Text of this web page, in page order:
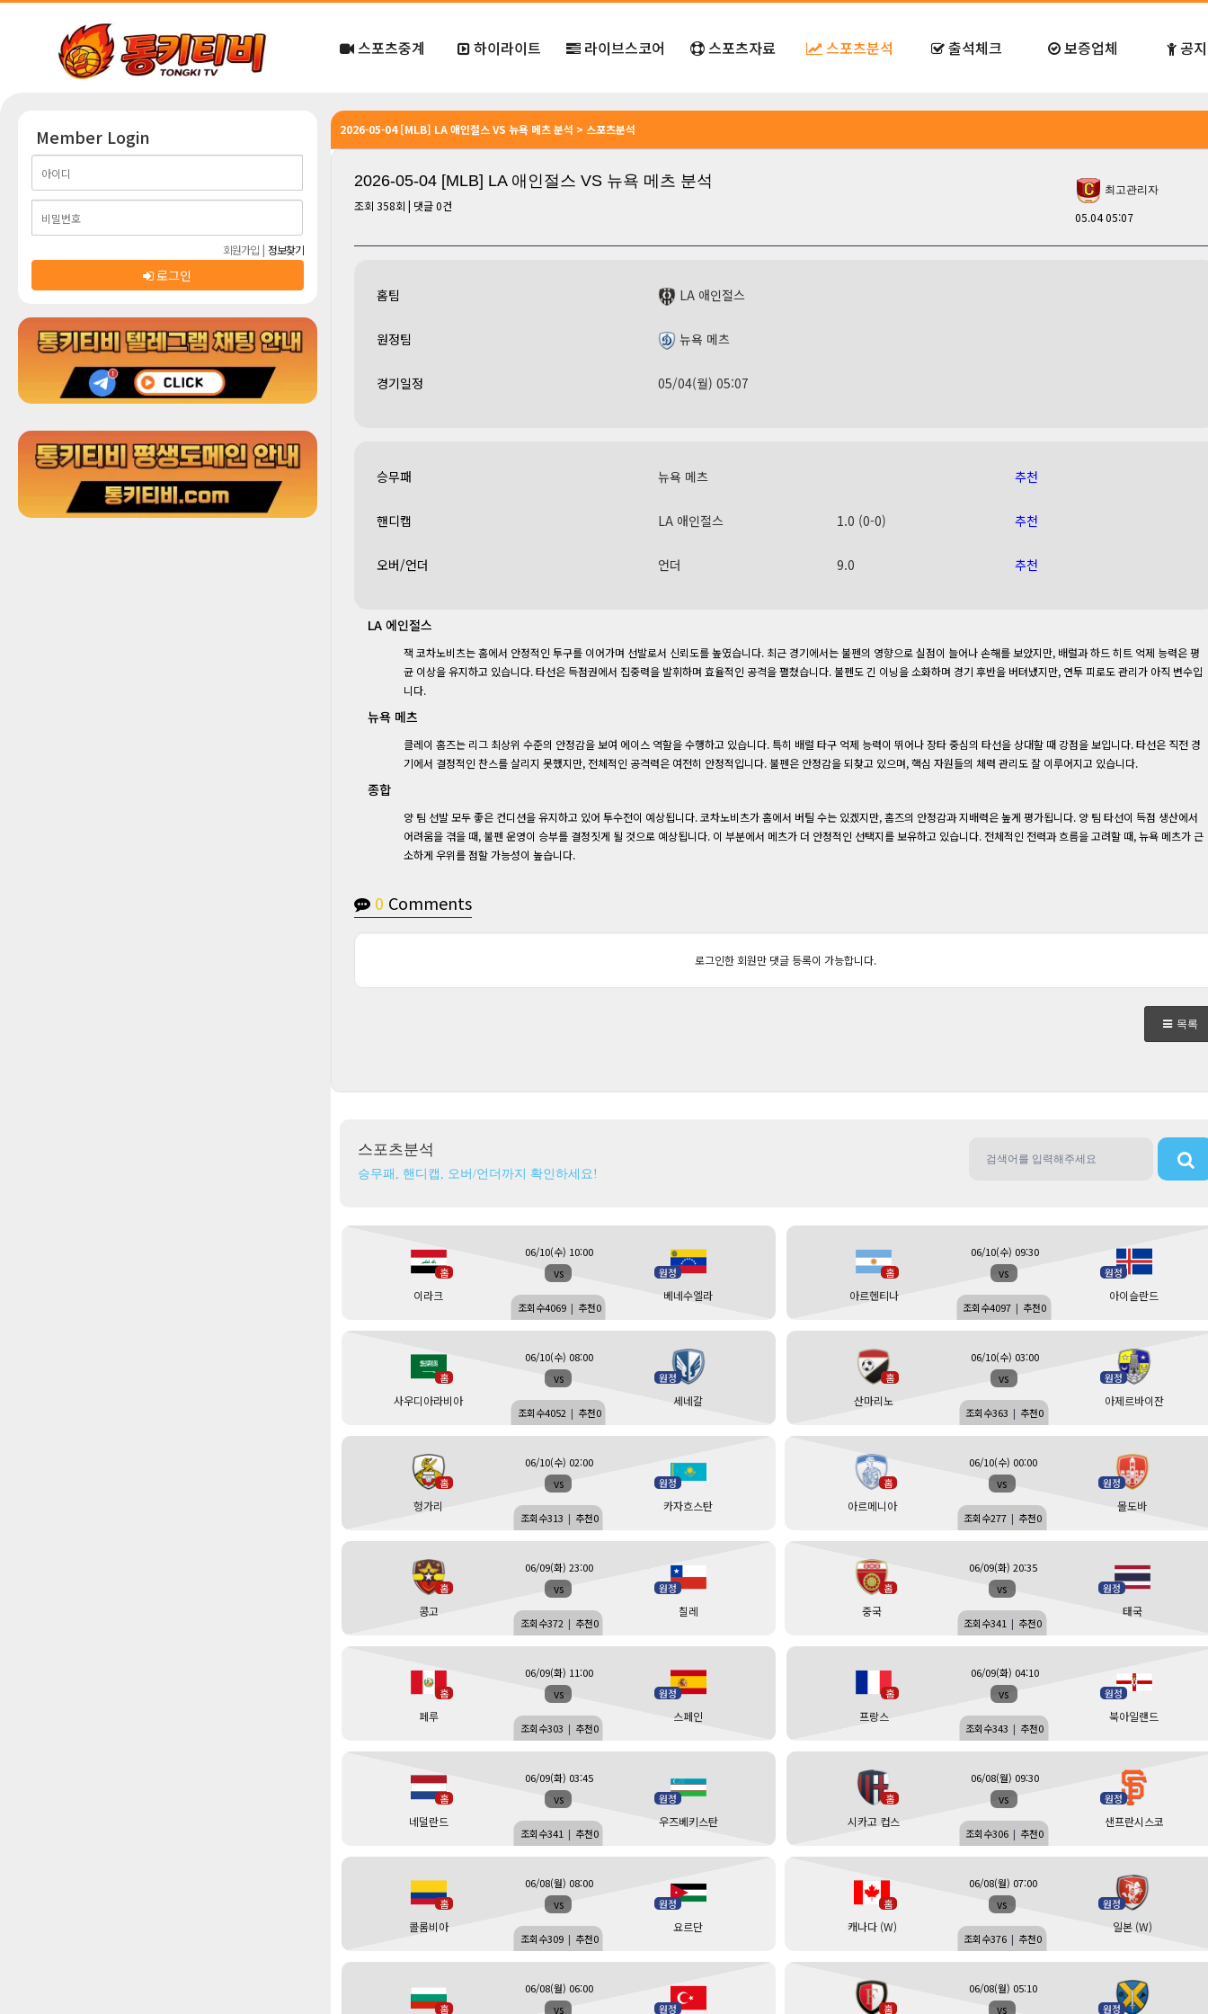
스포츠중계 하이라이트 라이브스코어 스포츠자료 스포츠분석 출석체크 보증업체 공
2026-05-04 [MLB] LA 애인절스 VS 뉴욕 메츠 분석 > 스포츠분석
2026-05-04 [MLB] LA 애인절스 VS 뉴욕 메츠 분석
조회 358회 | 댓글0건
최고관리자
05.04 05:07
홈팀 LA 애인절스
원정팀 뉴욕 메츠
경기일정 05/04(월) 05:07
승무패 뉴욕 메츠 추천
핸디캡 LA 애인절스 1.0 (0-0) 추천
오버/언더 언더 9.0 추천
LA 에인절스
잭 코차노비츠는 홈에서 안정적인 투구를 이어가며 선발로서 신뢰도를 높였습니다. 최근 경기에서는 불펜의 영향으로 실점이 늘어나 손해를 보았지만, 배럴과 하드 히트 억제 능력은 평
균 이상을 유지하고 있습니다. 타선은 득점권에서 집중력을 발휘하며 효율적인 공격을 펼쳤습니다. 불펜도 긴 이닝을 소화하며 경기 후반을 버텨냈지만, 연투 피로도 관리가 아직 변수입
니다.
뉴욕 메츠
클레이 홈즈는 리그 최상위 수준의 안정감을 보여 에이스 역할을 수행하고 있습니다. 특히 배럴 타구 억제 능력이 뛰어나 장타 중심의 타선을 상대할 때 강점을 보입니다. 타선은 직전 경
기에서 결정적인 찬스를 살리지 못했지만, 전체적인 공격력은 여전히 안정적입니다. 불펜은 안정감을 되찾고 있으며, 핵심 자원들의 체력 관리도 잘 이루어지고 있습니다.
종합
양 팀 선발 모두 좋은 컨디션을 유지하고 있어 투수전이 예상됩니다. 코차노비츠가 홈에서 버틸 수는 있겠지만, 홈즈의 안정감과 지배력은 높게 평가됩니다. 양 팀 타선이 득점 생산에서
어려움을 겪을 때, 불펜 운영이 승부를 결정짓게 될 것으로 예상됩니다. 이 부분에서 메츠가 더 안정적인 선택지를 보유하고 있습니다. 전체적인 전력과 흐름을 고려할 때, 뉴욕 메츠가 근
소하게 우위를 점할 가능성이 높습니다.
0 Comments
로그인한 회원만 댓글 등록이 가능합니다.
목록
스포츠분석
승무패, 핸디캡, 오버/언더까지 확인하세요!
홈
이라크
vs 원정
베네수엘라
06/10(수) 10:00
조회수4069 | 추천0
홈
아르헨티나
vs 원정
아이슬란드
06/10(수) 09:30
조회수4097 | 추천0
홈
사우디아라비아
vs 원정
세네갈
06/10(수) 08:00
조회수4052 | 추천0
홈
산마리노
vs 원정
아제르바이잔
06/10(수) 03:00
조회수363 | 추천0
홈
헝가리
vs 원정
카자흐스탄
06/10(수) 02:00
조회수313 | 추천0
홈
아르메니아
vs 원정
몰도바
06/10(수) 00:00
조회수277 | 추천0
홈
콩고
vs 원정
칠레
06/09(화) 23:00
조회수372 | 추천0
홈
중국
vs 원정
태국
06/09(화) 20:35
조회수341 | 추천0
홈
페루
vs 원정
스페인
06/09(화) 11:00
조회수303 | 추천0
홈
프랑스
vs 원정
북아일랜드
06/09(화) 04:10
조회수343 | 추천0
홈
네덜란드
vs 원정
우즈베키스탄
06/09(화) 03:45
조회수341 | 추천0
홈
시카고 컵스
vs 원정
샌프란시스코
06/08(월) 09:30
조회수306 | 추천0
홈
콜롬비아
vs 원정
요르단
06/08(월) 08:00
조회수309 | 추천0
홈
캐나다 (W)
vs 원정
일본 (W)
06/08(월) 07:00
조회수376 | 추천0
홈 vs 원정
06/08(월) 06:00
홈
vs 원정
06/08(월) 05:10
Member Login
회원가입 | 정보찾기
로그인